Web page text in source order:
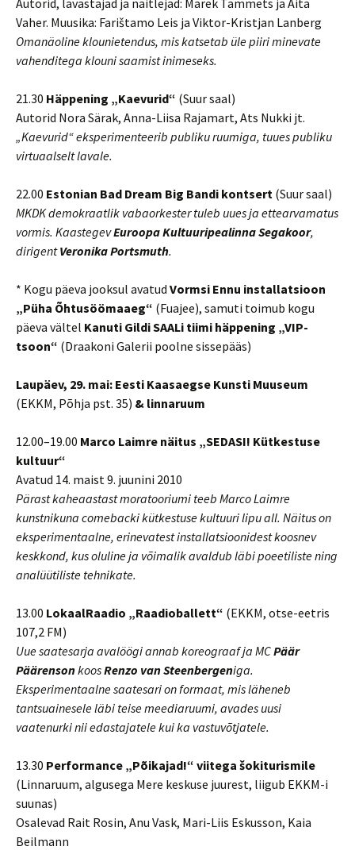
Autorid, lavastajad ja näitlejad: Marek Tammets ja Aita
Vaher. Muusika: Farištamo Leis ja Viktor-Kristjan Lanberg
Omanäoline klounietendus, mis katsetab üle piiri minevate
vahenditega klouni saamist inimeseks.
21.30 Häppening „Kaevurid“ (Suur saal)
Autorid Nora Särak, Anna-Liisa Rajamart, Ats Nukki jt.
„Kaevurid“ eksperimenteerib publiku ruumiga, tuues publiku
virtuaalselt lavale.
22.00 Estonian Bad Dream Big Bandi kontsert (Suur saal)
MKDK demokraatlik vabaorkester tuleb uues ja ettearvamatus
vormis. KaastegevEuroopa Kultuuripealinna Segakoor,
dirigentVeronika Portsmuth.
* Kogu päeva jooksul avatud Vormsi Ennu installatsioon
„Püha Õhtusöömaaeg“ (Fuajee), samuti toimub kogu
päeva vältel Kanuti Gildi SAALi tiimi häppening „VIP-
tsoon“ (Draakoni Galerii poolne sissepääs)
Laupäev, 29. mai: Eesti Kaasaegse Kunsti Muuseum
(EKKM, Põhja pst. 35) & linnaruum
12.00–19.00 Marco Laimre näitus „SEDASI! Kütkestuse
kultuur“
Avatud 14. maist 9. juunini 2010
Pärast kaheaastast moratooriumi teeb Marco Laimre
kunstnikuna comebacki kütkestuse kultuuri lipu all. Näitus on
eksperimentaalne, erinevatest installatsioonidest koosnev
keskkond, kus oluline ja võimalik avaldub läbi poeetiliste ning
analüütiliste tehnikate.
13.00 LokaalRaadio „Raadioballett“ (EKKM, otse-eetris
107,2 FM)
Uue saatesarja avalöögi annab koreograaf ja MCPäär
PäärensonkoosRenzo van Steenbergeniga.
Eksperimentaalne saatesari on formaat, mis läheneb
tantsuainesele läbi teise meediaruumi, avades uusi
vaatenurki nii edastajatele kui ka vastuvõtjatele.
13.30 Performance „Põikajad!“ viitega šokiturismile
(Linnaruum, algusega Mere keskuse juurest, liigub EKKM-i
suunas)
Osalevad Rait Rosin, Anu Vask, Mari-Liis Eskusson, Kaia
Beilmann